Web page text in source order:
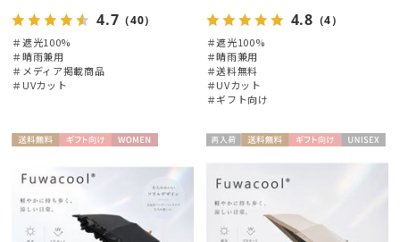
4.7 （40）
＃遮光100%
＃晴雨兼用
＃メディア掲載商品
＃UVカット
4.8 （4）
＃遮光100%
＃晴雨兼用
＃送料無料
＃UVカット
＃ギフト向け
料
向け
荷
向け